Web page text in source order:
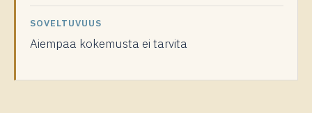
SOVELTUVUUS
Aiempaa kokemusta ei tarvita